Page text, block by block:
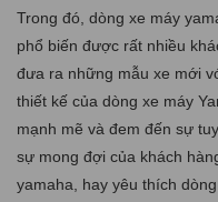
Trong đó, dòng xe máy
phổ biến được rất nhiều
đưa ra những mẫu xe mới
thiết kế của dòng xe máy
mạnh mẽ và đem đến sự
sự mong đợi của khách
yamaha, hay yêu thích